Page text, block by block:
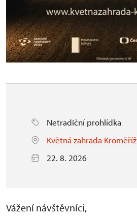
Netradiční prohlídka
Květná zahrada Kroměříž
22. 8. 2026
Vážení návštěvníci,